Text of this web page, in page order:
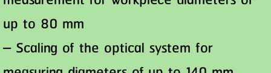
up to 80 mm
– Scaling of the optical system for